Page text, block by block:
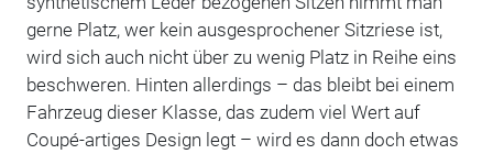
gerne Platz, wer kein ausgesprochener Sitzriese ist,
wird sich auch nicht über zu wenig Platz in Reihe eins
beschweren. Hinten allerdings – das bleibt bei einem
Fahrzeug dieser Klasse, das zudem viel Wert auf
Coupé-artiges Design legt – wird es dann doch etwas